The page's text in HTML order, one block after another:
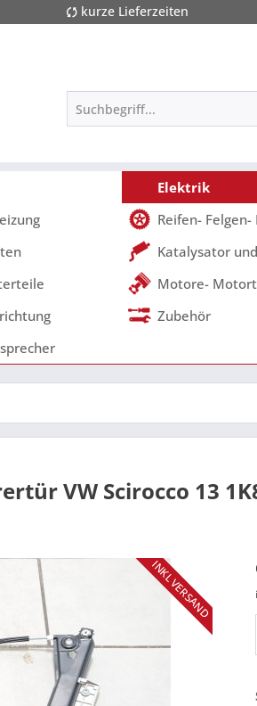
kurze Lieferzeiten
Elektrik
Reifen- Felgen-
Katalysator
Motore-
Zubehör
VW Scirocco 13
INKL VERSAND